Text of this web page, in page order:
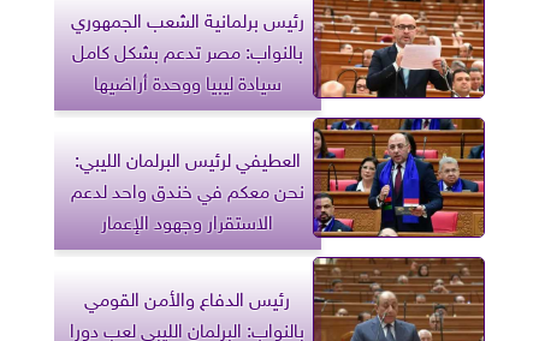
رئيس برلمانية الشعب الجمهوري
بالنواب: مصر تدعم بشكل كامل
سيادة ليبيا ووحدة أراضيها
العطيفي لرئيس البرلمان الليبي:
نحن معكم في خندق واحد لدعم
الاستقرار وجهود الإعمار
رئيس الدفاع والأمن القومي
بالنواب: البرلمان الليبي لعب دورا